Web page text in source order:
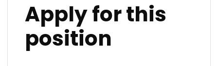
Apply for this
position